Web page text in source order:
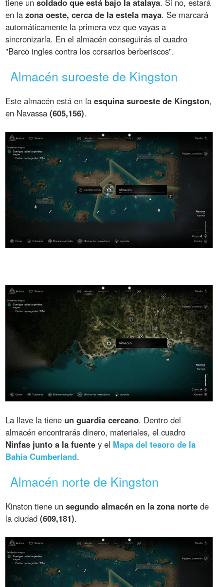
tiene unsoldado que está bajo la atalaya. Si no, estará
en lazona oeste, cerca de la estela maya. Se marcará
automáticamente la primera vez que vayas a
sincronizarla. En el almacén conseguirás el cuadro
"Barco ingles contra los corsarios berberiscos".
Almacén suroeste de Kingston
Este almacén está en laesquina suroeste de Kingston,
en Navassa(605,156).
La llave la tiene un guardia cercano. Dentro del
almacén encontrarás dinero, materiales, el cuadro
Ninfas junto a la fuente y el Mapa del tesoro de la
Bahía Cumberland.
Almacén norte de Kingston
Kinston tiene unsegundo almacén en la zona norte de
la ciudad(609,181).